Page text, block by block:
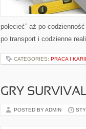
polecieć” aż po
po transport i codzienne
CATEGORIES: PRACA I
GRY
POSTED BY ADMIN